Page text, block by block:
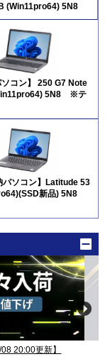
(Win11pro64) 5N8
コン】 250 G7 Note
5N8 ※テ
パソコン】Latitude 53
新品) 5N8
20:00更新】